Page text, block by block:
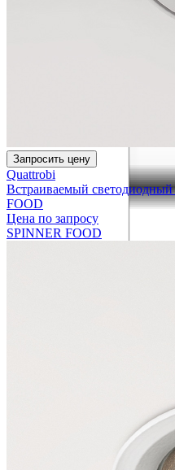
Запросить цену
Quattrobi
Встраиваемый
FOOD
Цена по запросу
SPINNER FOOD